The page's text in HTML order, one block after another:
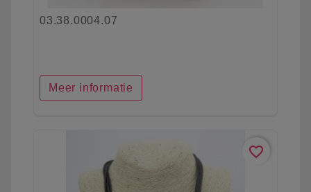
03.38.0004.07
Meer informatie
favorite_border